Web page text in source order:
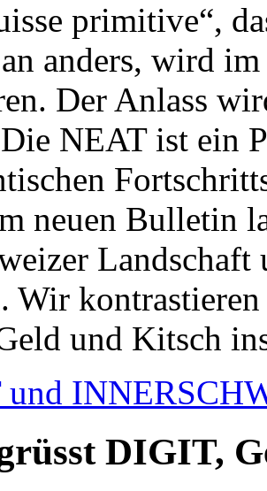
primitive“,
anders, wird
Der Anlass
NEAT ist ein
neuen Bulletin
Wir
und Kitsch
und
DIGIT,